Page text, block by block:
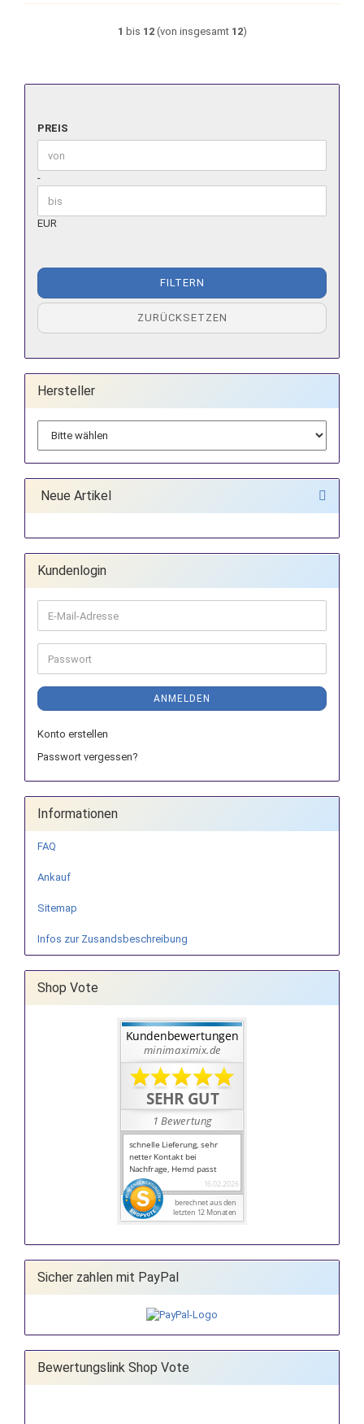
1 bis 12(von insgesamt 12)
PREIS
PREIS
Preis bis
-
EUR
FILTERN
ZURÜCKSETZEN
Hersteller
Neue Artikel
Kundenlogin
E-
Mail-
Adresse
Passwort
ANMELDEN
Konto erstellen
Passwort vergessen?
Informationen
FAQ
Ankauf
Sitemap
Infos zur Zusandsbeschreibung
Shop Vote
Sicher zahlen mit PayPal
Bewertungslink Shop Vote